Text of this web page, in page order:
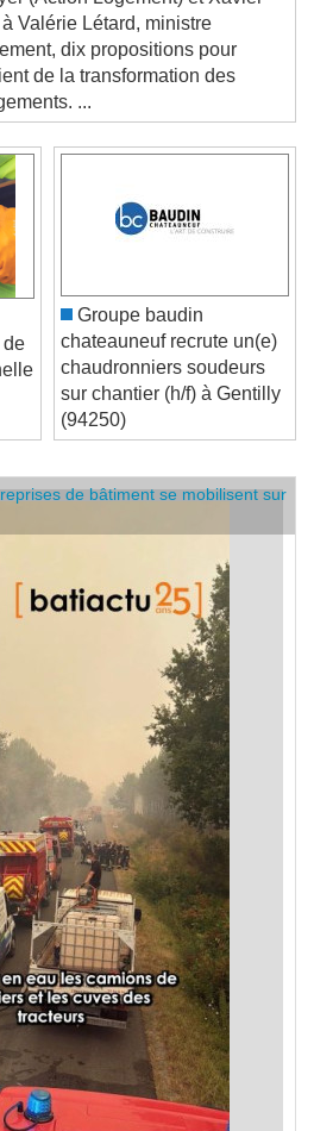
(Action Logement) et Xavier
Valérie Létard, ministre
dix propositions pour
de la transformation des
...
Groupe baudin
chateauneuf recrute un(e)
chaudronniers soudeurs
sur chantier (h/f) à Gentilly
(94250)
de bâtiment se mobilisent sur